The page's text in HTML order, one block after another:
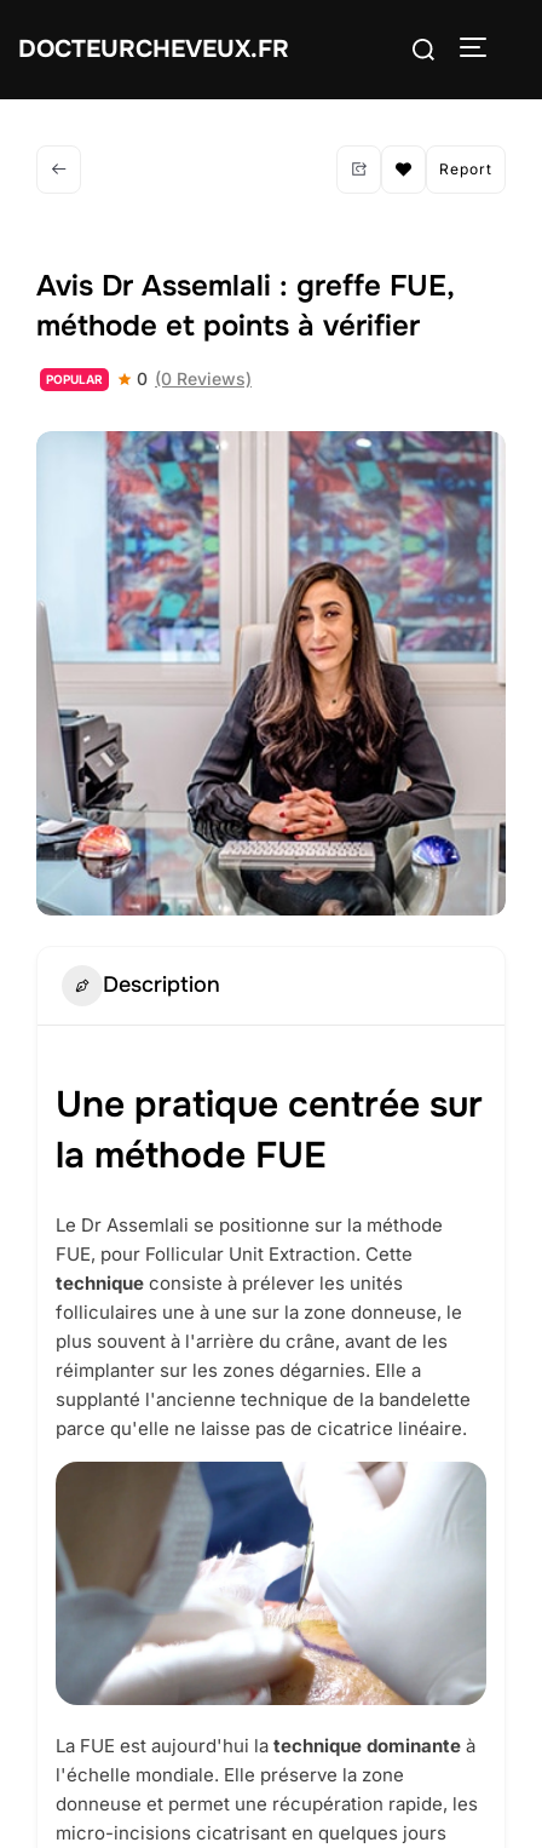
DOCTEURCHEVEUX.FR Rechercher :
Report
Avis Dr Assemlali : greffe FUE,
méthode et points à vérifier
POPULAR 0 (0 Reviews)
Description
Une pratique centrée sur
la méthode FUE
Le Dr Assemlali se positionne sur la méthode
FUE, pour Follicular Unit Extraction. Cette
technique consiste à prélever les unités
folliculaires une à une sur la zone donneuse, le
plus souvent à l'arrière du crâne, avant de les
réimplanter sur les zones dégarnies. Elle a
supplanté l'ancienne technique de la bandelette
parce qu'elle ne laisse pas de cicatrice linéaire.
La FUE est aujourd'hui la technique dominante à
l'échelle mondiale. Elle préserve la zone
donneuse et permet une récupération rapide, les
micro-incisions cicatrisant en quelques jours